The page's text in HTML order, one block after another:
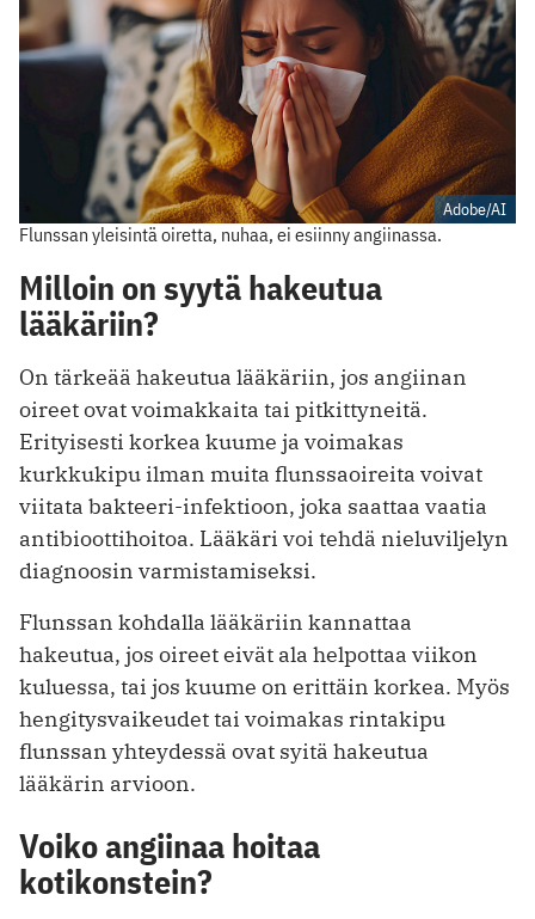
Adobe/AI
Flunssan yleisintä oiretta, nuhaa, ei esiinny angiinassa.
Milloin on syytä hakeutua
lääkäriin?
On tärkeää hakeutua lääkäriin, jos angiinan
oireet ovat voimakkaita tai pitkittyneitä.
Erityisesti korkea kuume ja voimakas
kurkkukipu ilman muita flunssaoireita voivat
viitata bakteeri-infektioon, joka saattaa vaatia
antibioottihoitoa. Lääkäri voi tehdä nieluviljelyn
diagnoosin varmistamiseksi.
Flunssan kohdalla lääkäriin kannattaa
hakeutua, jos oireet eivät ala helpottaa viikon
kuluessa, tai jos kuume on erittäin korkea. Myös
hengitysvaikeudet tai voimakas rintakipu
flunssan yhteydessä ovat syitä hakeutua
lääkärin arvioon.
Voiko angiinaa hoitaa
kotikonstein?